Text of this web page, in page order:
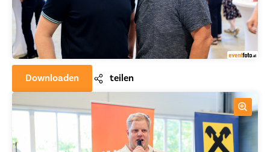
Downloaden teilen